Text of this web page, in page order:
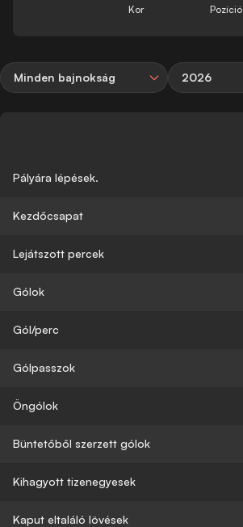
Kor Pozíció
Minden bajnokság 2026
Pályára lépések.
Kezdőcsapat
Lejátszott percek
Gólok
Gól/perc
Gólpasszok
Öngólok
Büntetőből szerzett gólok
Kihagyott tizenegyesek
Kaput eltaláló lövések